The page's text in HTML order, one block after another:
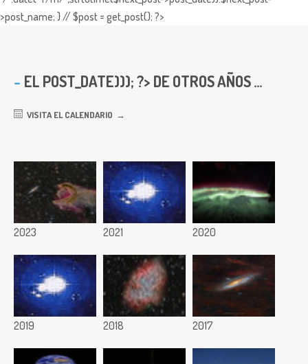
>post_name; } // $post = get_post(); ?>
EL POST_DATE))); ?> DE OTROS AÑOS ...
VISITA EL CALENDARIO
2023 2021 2020
2019 2018 2017